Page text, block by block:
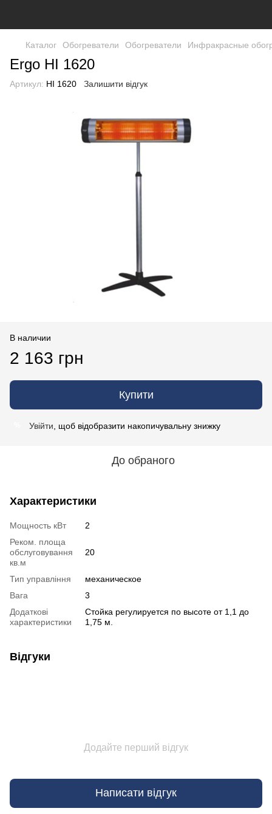
Каталог Обогреватели Обогреватели Инфракрасные
Ergo HI 1620
Артикул: HI 1620 Залишити відгук
В наличии
2 163 грн
Купити
Увійти , щоб відобразити накопичувальну знижку
До обраного
Характеристики
Мощность кВт
2
Реком. площа
обслуговування
кв.м
20
Тип управління
механическое
Вага
3
Додаткові
характеристики
Стойка регулируется по высоте от 1,1 до
1,75 м.
Відгуки
Додайте перший відгук
Написати відгук